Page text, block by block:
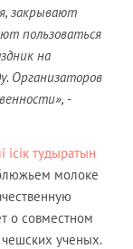
закрывают
пользоваться
на
Организаторов
-
ісік тудыратын
молоке
о совместном
чешских ученых.